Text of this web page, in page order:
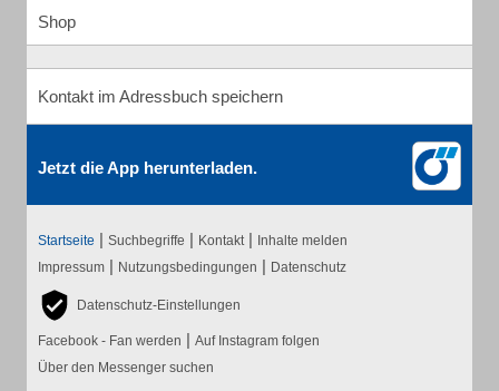
Shop
Kontakt im Adressbuch speichern
Jetzt die App herunterladen.
Startseite | Suchbegriffe | Kontakt | Inhalte melden
Impressum | Nutzungsbedingungen | Datenschutz
Datenschutz-Einstellungen
Facebook - Fan werden | Auf Instagram folgen
Über den Messenger suchen